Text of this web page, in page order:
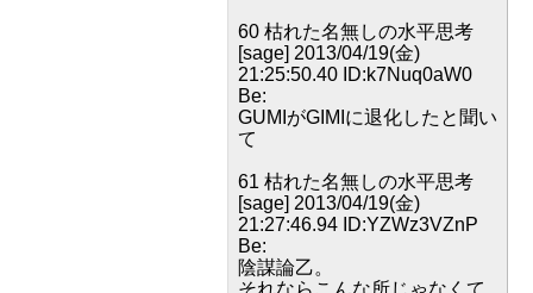
60 枯れた名無しの水平思考
[sage] 2013/04/19(金)
21:25:50.40 ID:k7Nuq0aW0
Be:
GUMIがGIMIに退化したと聞い
て
61 枯れた名無しの水平思考
[sage] 2013/04/19(金)
21:27:46.94 ID:YZWz3VZnP
Be:
陰謀論乙。
それならこんな所じゃなくて